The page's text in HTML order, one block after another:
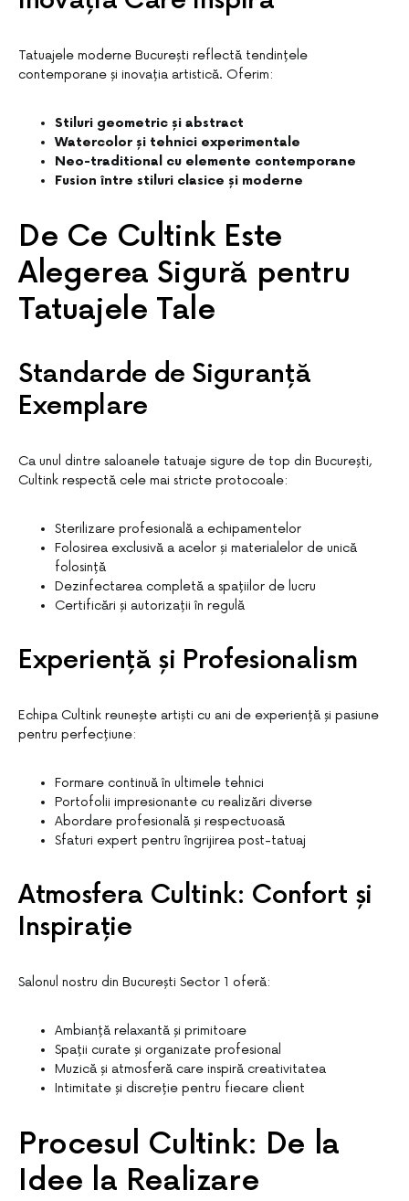
Tatuajele moderne București reflectă tendințele
contemporane și inovația artistică. Oferim:
Stiluri geometric și abstract
Watercolor și tehnici experimentale
Neo-traditional cu elemente contemporane
Fusion între stiluri clasice și moderne
De Ce Cultink Este
Alegerea Sigură pentru
Tatuajele Tale
Standarde de Siguranță
Exemplare
Ca unul dintre saloanele tatuaje sigure de top din București,
Cultink respectă cele mai stricte protocoale:
Sterilizare profesională a echipamentelor
Folosirea exclusivă a acelor și materialelor de unică
folosință
Dezinfectarea completă a spațiilor de lucru
Certificări și autorizații în regulă
Experiență și Profesionalism
Echipa Cultink reunește artiști cu ani de experiență și pasiune
pentru perfecțiune:
Formare continuă în ultimele tehnici
Portofolii impresionante cu realizări diverse
Abordare profesională și respectuoasă
Sfaturi expert pentru îngrijirea post-tatuaj
Atmosfera Cultink: Confort și
Inspirație
Salonul nostru din București Sector 1 oferă:
Ambianță relaxantă și primitoare
Spații curate și organizate profesional
Muzică și atmosferă care inspiră creativitatea
Intimitate și discreție pentru fiecare client
Procesul Cultink: De la
Idee la Realizare